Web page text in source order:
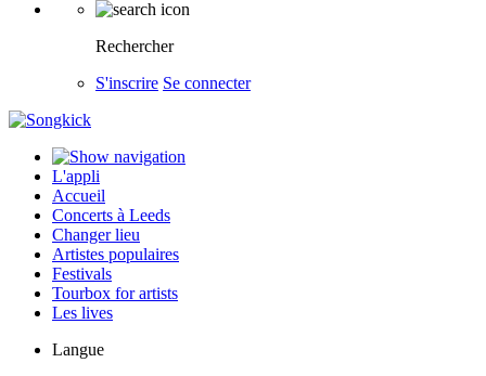
Rechercher
S'inscrire Se connecter
L'appli
Accueil
Concerts à Leeds
Changer lieu
Artistes populaires
Festivals
Tourbox for artists
Les lives
Langue